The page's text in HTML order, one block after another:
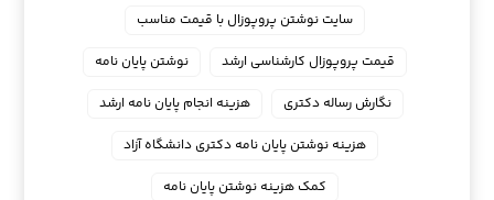
سایت نوشتن پروپوزال با قیمت مناسب
قیمت پروپوزال کارشناسی ارشد
نوشتن پایان نامه
نگارش رساله دکتری
هزینه انجام پایان نامه ارشد
هزینه نوشتن پایان نامه دکتری دانشگاه آزاد
کمک هزینه نوشتن پایان نامه